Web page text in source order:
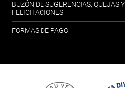
BUZÓN DE SUGERENCIAS, QUEJAS Y
FELICITACIONES
FORMAS DE PAGO